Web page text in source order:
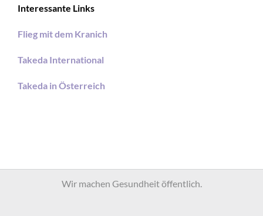
Interessante Links
Flieg mit dem Kranich
Takeda International
Takeda in Österreich
Wir machen Gesundheit öffentlich.